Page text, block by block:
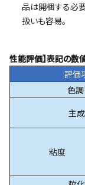
品は開梱する必
扱いも容易。
【性能評価】表記の
評価
色調
主
粘度